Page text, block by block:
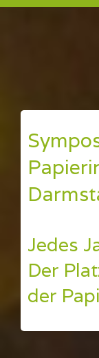
Jedes
Der
der